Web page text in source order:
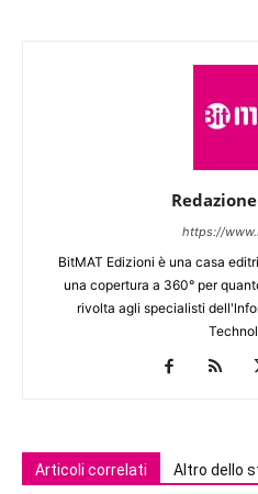
https://
BitMAT Edizioni è una casa
una copertura a 360° per
rivolta agli specialisti
Articoli correlati Altro dello